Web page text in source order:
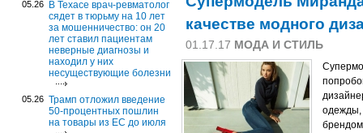
05.26
В Техасе врач-ревматолог
сядет в тюрьму на 10 лет
за мошенничество: он 20
лет ставил пациентам
неверные диагнозы и
находил у них
несуществующие болезни
05.26 Трамп отложил введение
50-процентных пошлин
на товары из ЕС до июля
качестве модного
01.17.17 МОДА И СТИЛЬ
одежды,